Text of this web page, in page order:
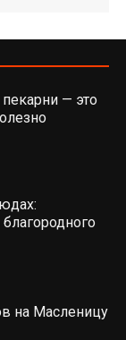
— это
на Масленицу